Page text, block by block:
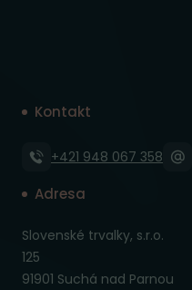
Kontakt
+421 948 067 358
Adresa
Slovenské trvalky, s.r.o.
125
91901 Suchá nad Parnou